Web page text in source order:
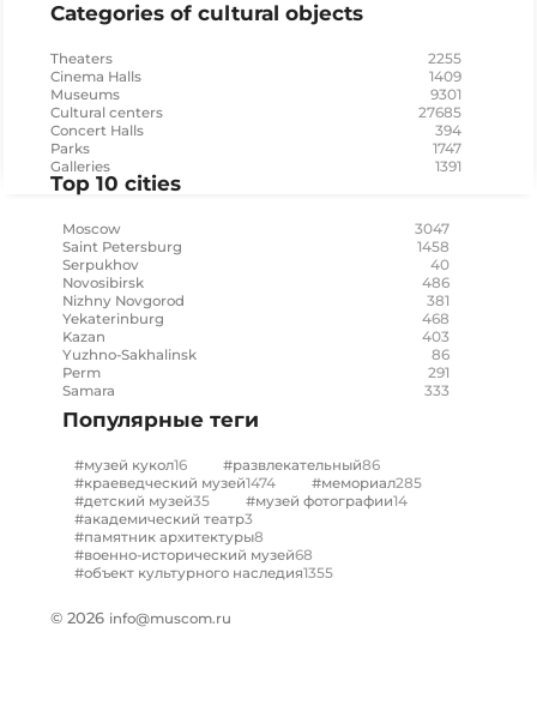
Categories of cultural objects
Theaters 2255
Cinema Halls 1409
Museums 9301
Cultural centers 27685
Concert Halls 394
Parks 1747
Galleries 1391
Top 10 cities
Moscow 3047
Saint Petersburg 1458
Serpukhov 40
Novosibirsk 486
Nizhny Novgorod 381
Yekaterinburg 468
Kazan 403
Yuzhno-Sakhalinsk 86
Perm 291
Samara 333
Популярные теги
#музей кукол16 #развлекательный86
#краеведческий музей1474 #мемориал285
#детский музей35 #музей фотографии14
#академический театр3
#памятник архитектуры8
#военно-исторический музей68
#объект культурного наследия1355
© 2026 info@muscom.ru